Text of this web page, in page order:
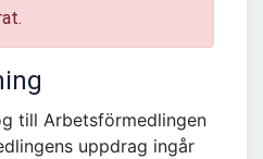
till Arbetsförmedlingen
uppdrag ingår